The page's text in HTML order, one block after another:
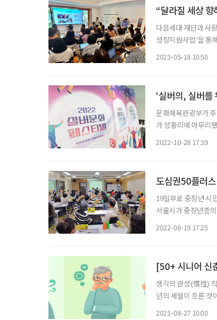
“달라질 세상 향
다음세대 재단과 사
성장지원사업’을 통
2023-05-18 10:50
문화체육관광부가
가 성황리에 마무리됐다. 올해로 8회째를 맞는 실버문화페스티벌은 꿈꾸는
2022-10-28 17:39
도심권50플러
19일부로 중장년 시
서울시가 중장년층
2022-08-19 17:25
[50+ 시니어 신
생각의 관성(慣性) 직장 문을 나선 지 꼭 2년이 지났다. 정확히 말하면 안식년을 포함해서 만 3
년의 세월이 흐른 것
2021-08-27 10:00